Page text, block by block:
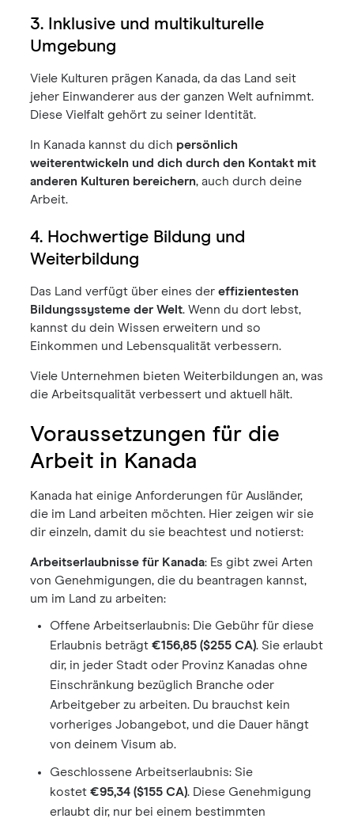
3. Inklusive und multikulturelle
Umgebung
Viele Kulturen prägen Kanada, da das Land seit
jeher Einwanderer aus der ganzen Welt aufnimmt.
Diese Vielfalt gehört zu seiner Identität.
In Kanada kannst du dich persönlich
weiterentwickeln und dich durch den Kontakt mit
anderen Kulturen bereichern, auch durch deine
Arbeit.
4. Hochwertige Bildung und
Weiterbildung
Das Land verfügt über eines dereffizientesten
Bildungssysteme der Welt. Wenn du dort lebst,
kannst du dein Wissen erweitern und so
Einkommen und Lebensqualität verbessern.
Viele Unternehmen bieten Weiterbildungen an, was
die Arbeitsqualität verbessert und aktuell hält.
Voraussetzungen für die
Arbeit in Kanada
Kanada hat einige Anforderungen für Ausländer,
die im Land arbeiten möchten. Hier zeigen wir sie
dir einzeln, damit du sie beachtest und notierst:
Arbeitserlaubnisse für Kanada: Es gibt zwei Arten
von Genehmigungen, die du beantragen kannst,
um im Land zu arbeiten:
Offene Arbeitserlaubnis: Die Gebühr für diese
Erlaubnis beträgt€156,85 ($255 CA). Sie erlaubt
dir, in jeder Stadt oder Provinz Kanadas ohne
Einschränkung bezüglich Branche oder
Arbeitgeber zu arbeiten. Du brauchst kein
vorheriges Jobangebot, und die Dauer hängt
von deinem Visum ab.
Geschlossene Arbeitserlaubnis: Sie
kostet€95,34 ($155 CA). Diese Genehmigung
erlaubt dir, nur bei einem bestimmten